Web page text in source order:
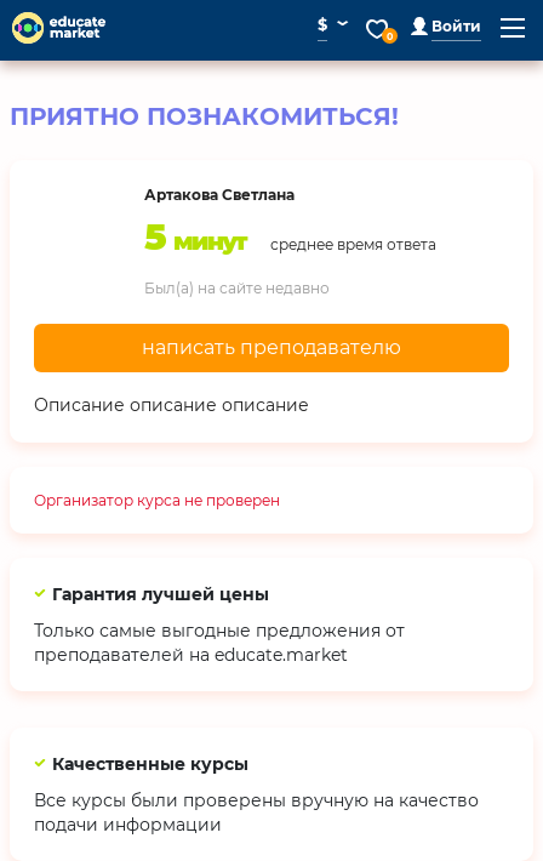
$ ⌄
0
Войти
ПРИЯТНО ПОЗНАКОМИТЬСЯ!
Артакова Светлана
5 минут среднее время ответа
Был(а) на сайте недавно
написать преподавателю
Описание описание описание
Организатор курса не проверен
Гарантия лучшей цены
Только самые выгодные предложения от
преподавателей на educate.market
Качественные курсы
Все курсы были проверены вручную на качество
подачи информации